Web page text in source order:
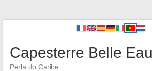
Capesterre Belle Eau
Perla do Caribe